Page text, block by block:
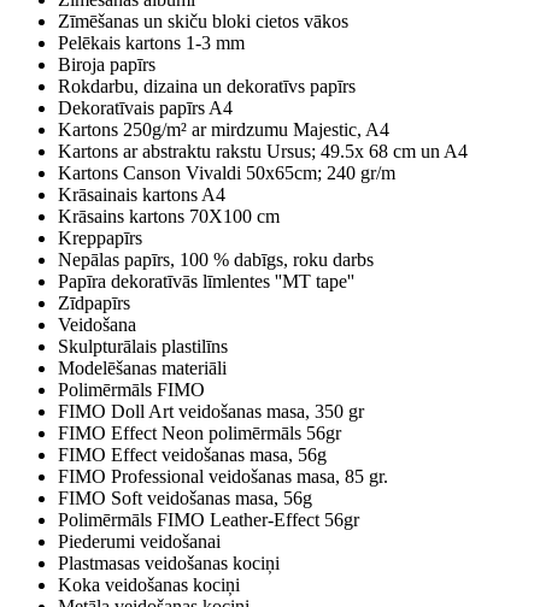
Zīmēšanas un skiču bloki cietos vākos
Pelēkais kartons 1-3 mm
Biroja papīrs
Rokdarbu, dizaina un dekoratīvs papīrs
Dekoratīvais papīrs A4
Kartons 250g/m² ar mirdzumu Majestic, A4
Kartons ar abstraktu rakstu Ursus; 49.5x 68 cm un A4
Kartons Canson Vivaldi 50x65cm; 240 gr/m
Krāsainais kartons A4
Krāsains kartons 70X100 cm
Kreppapīrs
Nepālas papīrs, 100 % dabīgs, roku darbs
Papīra dekoratīvās līmlentes ''MT tape''
Zīdpapīrs
Veidošana
Skulpturālais plastilīns
Modelēšanas materiāli
Polimērmāls FIMO
FIMO Doll Art veidošanas masa, 350 gr
FIMO Effect Neon polimērmāls 56gr
FIMO Effect veidošanas masa, 56g
FIMO Professional veidošanas masa, 85 gr.
FIMO Soft veidošanas masa, 56g
Polimērmāls FIMO Leather-Effect 56gr
Piederumi veidošanai
Plastmasas veidošanas kociņi
Koka veidošanas kociņi